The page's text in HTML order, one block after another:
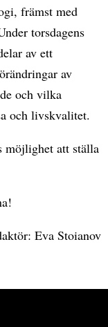
främst med
torsdagens
av ett
av
och vilka
och livskvalitet.
möjlighet att ställa
Eva Stoianov